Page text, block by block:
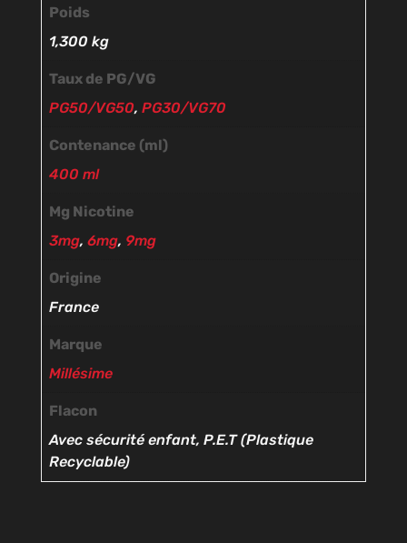
Poids
1,300 kg
Taux de PG/VG
PG50/VG50, PG30/VG70
Contenance (ml)
400 ml
Mg Nicotine
3mg, 6mg, 9mg
Origine
France
Marque
Millésime
Flacon
Avec sécurité enfant, P.E.T (Plastique
Recyclable)